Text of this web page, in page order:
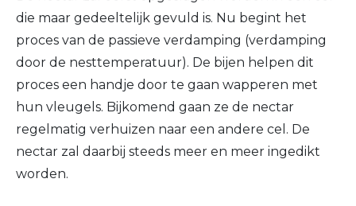
die maar gedeeltelijk gevuld is. Nu begint het
proces van de passieve verdamping (verdamping
door de nesttemperatuur). De bijen helpen dit
proces een handje door te gaan wapperen met
hun vleugels. Bijkomend gaan ze de nectar
regelmatig verhuizen naar een andere cel. De
nectar zal daarbij steeds meer en meer ingedikt
worden.